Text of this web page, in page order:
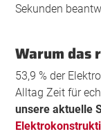
Sekunden
Warum das
53,9 % der
Alltag Zeit für
unsere aktuelle